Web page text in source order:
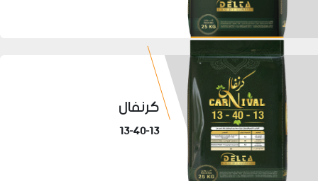
كرنفال
13-40-13